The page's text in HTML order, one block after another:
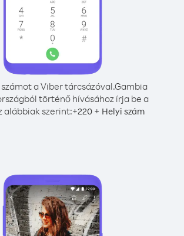
a Viber tárcsázóval.Gambia
történő hívásához írja be a
alábbiak szerint:+220+ Helyi szám